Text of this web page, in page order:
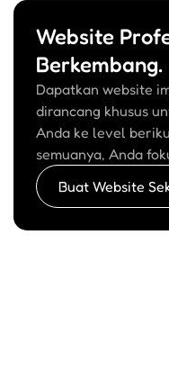
Website
Berkembang.
Dapatkan website
dirancang khusus
Anda ke level
semuanya, Anda
Buat Website